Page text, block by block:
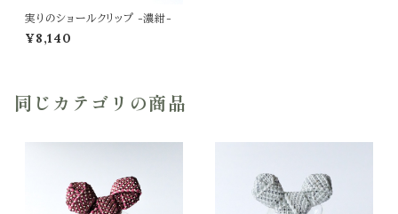
実りのショールクリップ -濃紺-
¥8,140
同じカテゴリの商品